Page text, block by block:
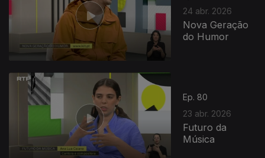
24 abr. 2026
Nova Geração
do Humor
Ep. 80
23 abr. 2026
Futuro da
Música
923969